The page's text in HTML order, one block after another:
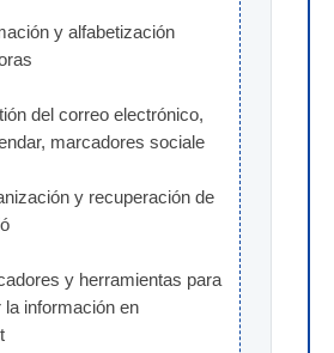
y alfabetización
del correo electrónico,
marcadores sociale
y recuperación de
y herramientas para
información en